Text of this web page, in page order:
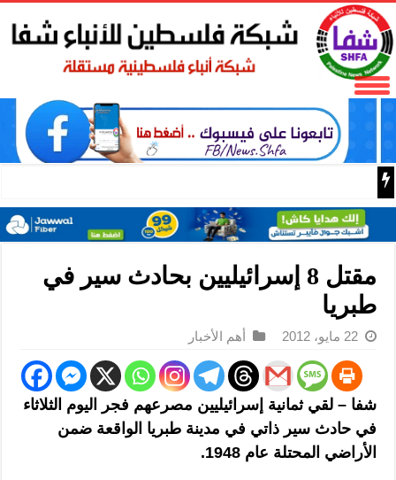
الخارجية الصينية: يجب أن تظل الدروس المستفادة من
مقتل 8 إسرائيليين بحادث سير في
طبريا
22 مايو، 2012 أهم الأخبار
شفا – لقي ثمانية إسرائيليين مصرعهم فجر اليوم الثلاثاء
في حادث سير ذاتي في مدينة طبريا الواقعة ضمن
الأراضي المحتلة عام 1948.